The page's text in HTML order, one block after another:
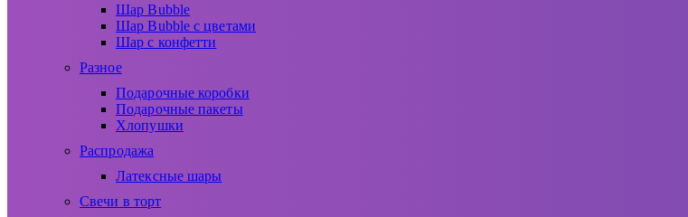
Шар Bubble
Шар Bubble с цветами
Шар с конфетти
Разное
Подарочные коробки
Подарочные пакеты
Хлопушки
Распродажа
Латексные шары
Свечи в торт